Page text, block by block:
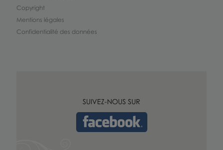
Copyright
Mentions légales
Confidentialité des données
SUIVEZ-NOUS SUR